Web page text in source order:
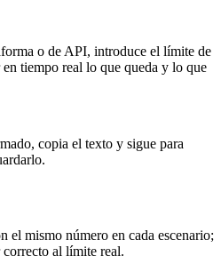
o de API, introduce el límite de
en tiempo real lo que queda y lo que
copia el texto y sigue para
el mismo número en cada escenario;
al límite real.